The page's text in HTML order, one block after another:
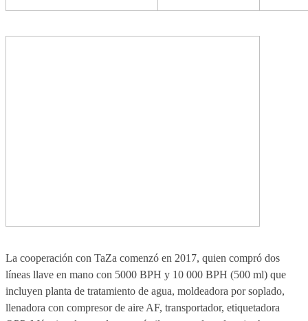
La cooperación con TaZa comenzó en 2017, quien compró dos
líneas llave en mano con 5000 BPH y 10 000 BPH (500 ml) que
incluyen planta de tratamiento de agua, moldeadora por soplado,
llenadora con compresor de aire AF, transportador, etiquetadora